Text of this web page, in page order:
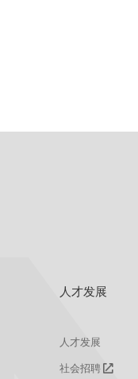
人才发展
人才发展
社会招聘